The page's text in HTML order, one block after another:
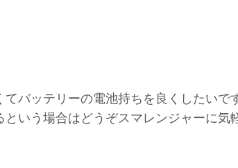
バッテリーの電池持ちを良くしたいで
いう場合はどうぞスマレンジャーに気